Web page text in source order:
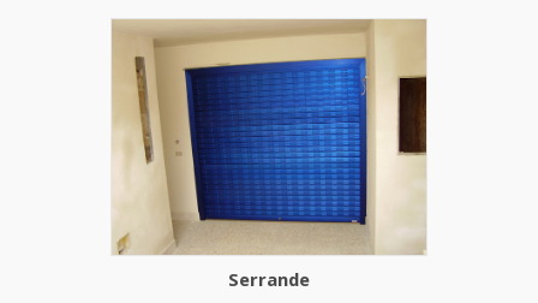
Serrande